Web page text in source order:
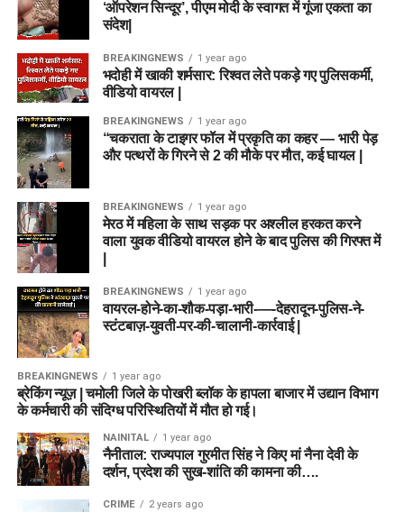
‘ऑपरेशन सिन्दूर’, पीएम मोदी के स्वागत में गूंजा एकता का
संदेश|
BREAKINGNEWS 1 year ago
भदोही में खाकी शर्मसार: रिश्वत लेते पकड़े गए पुलिसकर्मी,
वीडियो वायरल |
BREAKINGNEWS 1 year ago
“चकराता के टाइगर फॉल में प्रकृति का कहर — भारी पेड़
और पत्थरों के गिरने से 2 की मौके पर मौत, कई घायल |
BREAKINGNEWS 1 year ago
मेरठ में महिला के साथ सड़क पर अश्लील हरकत करने
वाला युवक वीडियो वायरल होने के बाद पुलिस की गिरफ्त में
BREAKINGNEWS 1 year ago
वायरल-होने-का-शौक-पड़ा-भारी-—-देहरादून-पुलिस-ने-
स्टंटबाज़-युवती-पर-की-चालानी-कार्रवाई |
BREAKINGNEWS 1 year ago
ब्रेकिंग न्यूज़ | चमोली जिले के पोखरी ब्लॉक के हापला बाजार में उद्यान विभाग
के कर्मचारी की संदिग्ध परिस्थितियों में मौत हो गई।
NAINITAL 1 year ago
नैनीताल: राज्यपाल गुरमीत सिंह ने किए मां नैना देवी के
दर्शन, प्रदेश की सुख-शांति की कामना की….
CRIME 2 years ago